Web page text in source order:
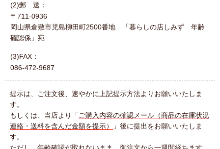
(2)郵 送：
〒711-0936
岡山県倉敷市児島柳田町2500番地 「暮らしの店しみず 年齢
確認係」宛
(3)FAX：
086-472-9687
提示は、ご注文後、速やかに上記提示方法よりお願いいたしま
す。
もしくは、当店より「 ご購入内容の確認メール（商品の在庫状況
連絡・送料を含んだ金額を提示）
」後に提出をお願いいたしま
す。
ただし、年齢確認が取れないまま、御注文から一週間経ちます